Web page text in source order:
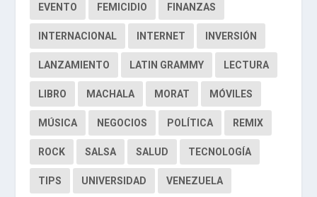
EVENTO FEMICIDIO FINANZAS
INTERNACIONAL INTERNET INVERSIÓN
LANZAMIENTO LATIN GRAMMY LECTURA
LIBRO MACHALA MORAT MÓVILES
MÚSICA NEGOCIOS POLÍTICA REMIX
ROCK SALSA SALUD TECNOLOGÍA
TIPS UNIVERSIDAD VENEZUELA